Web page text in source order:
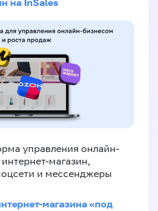
на InSales
управления онлайн-
магазин,
и мессенджеры
магазина «под